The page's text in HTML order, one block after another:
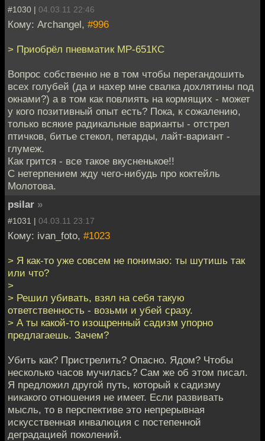
#1030 | 04.03.11 22:46
Кому: Archangel, #996
> Приобрёл пневматик МР-651КС
Вопрос собственно не в том чтобы перегандошить
всех голубей (да и нахер мне свалка дохлятины под
окнами?) а в том как повлиять на кормящих - может
у кого позитивный опыт есть? Пока, к сожалению,
только всякие радикальные варианты - отстрел
птичков, битье стекол, петарды, лайт-вариант -
глумеж.
Как грится - все такое вкусненькое!!
С нетерпением жду чего-нибудь про коктейль
Молотова.
psilar »
#1031 | 04.03.11 23:17
Кому: ivan_foto, #1023
> Я как-то уже совсем не понимаю: ты шутишь так
или что?
>
> Решил убивать, взял на себя такую
ответственность - возьми и убей сразу.
> А ты какой-то изощренный садизм упорно
предлагаешь. Зачем?
Убить как? Пристрелить? Опасно. Ядом? Чтобы
несколько часов мучилась? Сам же об этом писал.
Я предложил другой путь, который к садизму
никакого отношения не имеет. Если развивать
мысль, то в перспективе это непрерывная
искусственная инвалюция с постепенной
деградацией поколений.